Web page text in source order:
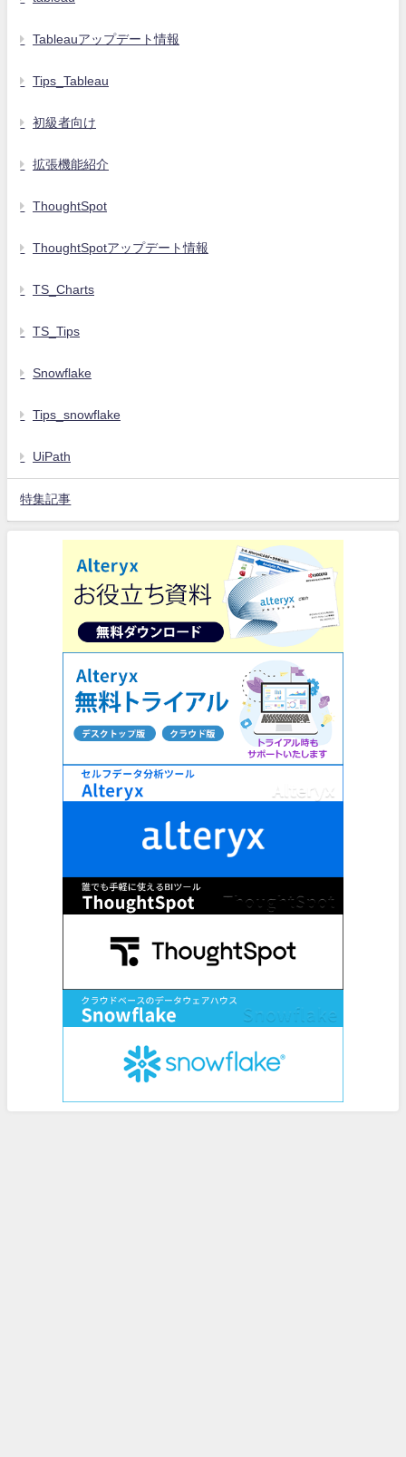
Tableauアップデート情報
Tips_Tableau
初級者向け
拡張機能紹介
ThoughtSpot
ThoughtSpotアップデート情報
TS_Charts
TS_Tips
Snowflake
Tips_snowflake
UiPath
特集記事